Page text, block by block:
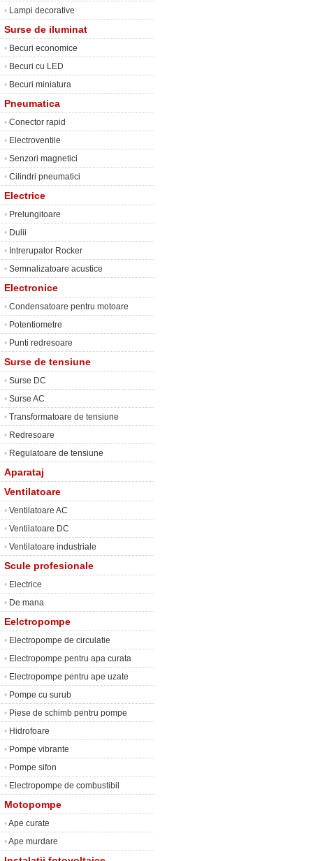
• Lampi decorative
Surse de iluminat
• Becuri economice
• Becuri cu LED
• Becuri miniatura
Pneumatica
• Conector rapid
• Electroventile
• Senzori magnetici
• Cilindri pneumatici
Electrice
• Prelungitoare
• Dulii
• Intrerupator Rocker
• Semnalizatoare acustice
Electronice
• Condensatoare pentru motoare
• Potentiometre
• Punti redresoare
Surse de tensiune
• Surse DC
• Surse AC
• Transformatoare de tensiune
• Redresoare
• Regulatoare de tensiune
Aparataj
Ventilatoare
• Ventilatoare AC
• Ventilatoare DC
• Ventilatoare industriale
Scule profesionale
• Electrice
• De mana
Eelctropompe
• Electropompe de circulatie
• Electropompe pentru apa curata
• Electropompe pentru ape uzate
• Pompe cu surub
• Piese de schimb pentru pompe
• Hidrofoare
• Pompe vibrante
• Pompe sifon
• Electropompe de combustibil
Motopompe
•Ape curate
•Ape murdare